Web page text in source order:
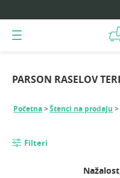
PARSON RASELOV
Početna Štenci na prodaju
Filteri